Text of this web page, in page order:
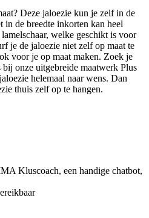
Deze jaloezie kun je zelf in de
in de breedte inkorten kan heel
welke geschikt is voor
je de jaloezie niet zelf op maat te
voor je op maat maken. Zoek je
onze uitgebreide maatwerk Plus
helemaal naar wens. Dan
thuis zelf op te hangen.
Kluscoach, een handige chatbot,